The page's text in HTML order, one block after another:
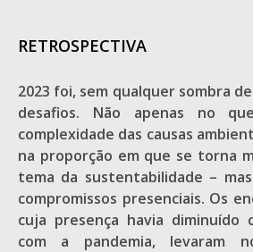
RETROSPECTIVA
2023 foi, sem qualquer sombra
desafios. Não apenas no
complexidade das causas
na proporção em que se torna
tema da sustentabilidade –
compromissos presenciais. Os
cuja presença havia diminuído
com a pandemia, levaram